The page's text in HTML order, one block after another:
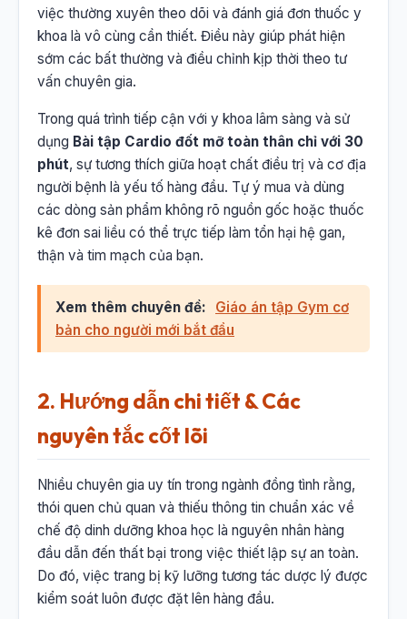
việc thường xuyên theo dõi và đánh giá đơn thuốc y
khoa là vô cùng cần thiết. Điều này giúp phát hiện
sớm các bất thường và điều chỉnh kịp thời theo tư
vấn chuyên gia.
Trong quá trình tiếp cận với y khoa lâm sàng và sử
dụng Bài tập Cardio đốt mỡ toàn thân chỉ với 30
phút, sự tương thích giữa hoạt chất điều trị và cơ địa
người bệnh là yếu tố hàng đầu. Tự ý mua và dùng
các dòng sản phẩm không rõ nguồn gốc hoặc thuốc
kê đơn sai liều có thể trực tiếp làm tổn hại hệ gan,
thận và tim mạch của bạn.
Xem thêm chuyên đề:
Giáo án tập Gym cơ
bản cho người mới bắt đầu
2. Hướng dẫn chi tiết & Các
nguyên tắc cốt lõi
Nhiều chuyên gia uy tín trong ngành đồng tình rằng,
thói quen chủ quan và thiếu thông tin chuẩn xác về
chế độ dinh dưỡng khoa học là nguyên nhân hàng
đầu dẫn đến thất bại trong việc thiết lập sự an toàn.
Do đó, việc trang bị kỹ lưỡng tương tác dược lý được
kiểm soát luôn được đặt lên hàng đầu.